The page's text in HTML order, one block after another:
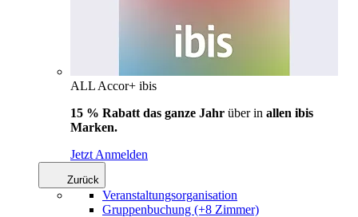
ALL Accor+ ibis
15 % Rabatt das ganze Jahr über in allen ibis
Marken.
Jetzt Anmelden
Zurück
Veranstaltungsorganisation
Gruppenbuchung (+8 Zimmer)